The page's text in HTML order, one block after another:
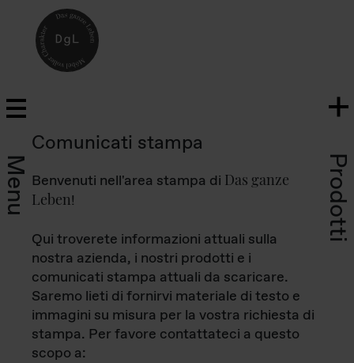
Menu Prodotti
Comunicati stampa
Benvenuti nell'area stampa di Das ganze
Leben!
Qui troverete informazioni attuali sulla
nostra azienda, i nostri prodotti e i
comunicati stampa attuali da scaricare.
Saremo lieti di fornirvi materiale di testo e
immagini su misura per la vostra richiesta di
stampa. Per favore contattateci a questo
scopo a: